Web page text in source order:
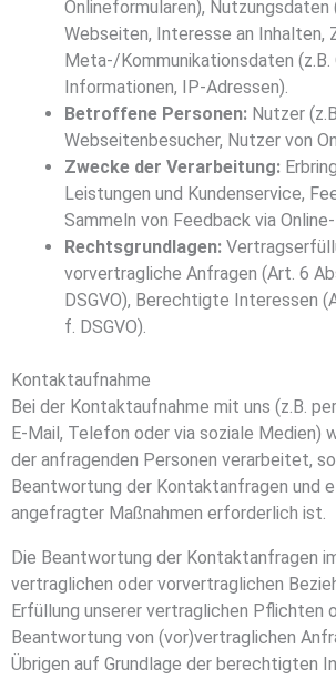
Onlineformularen), Nutzungsdaten
Webseiten, Interesse an Inhalten,
Meta-/Kommunikationsdaten (z.B.
Informationen, IP-Adressen).
Betroffene Personen: Nutzer
Webseitenbesucher, Nutzer von
Zwecke der Verarbeitung:
Leistungen und Kundenservice,
Sammeln von Feedback via
Rechtsgrundlagen:
vorvertragliche Anfragen (Art. 6
DSGVO), Berechtigte Interessen
f. DSGVO).
Kontaktaufnahme
Bei der Kontaktaufnahme mit uns (z.B.
E-Mail, Telefon oder via soziale Medien)
der anfragenden Personen verarbeitet,
Beantwortung der Kontaktanfragen und
angefragter Maßnahmen erforderlich ist.
Die Beantwortung der Kontaktanfragen
vertraglichen oder vorvertraglichen
Erfüllung unserer vertraglichen Pflichten
Beantwortung von (vor)vertraglichen
Übrigen auf Grundlage der berechtigten